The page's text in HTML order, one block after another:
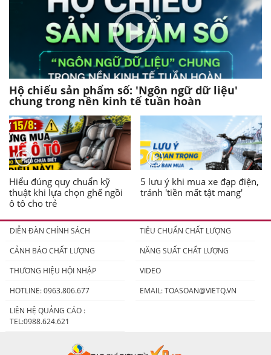
Hộ chiếu sản phẩm số: 'Ngôn ngữ dữ liệu'
chung trong nền kinh tế tuần hoàn
Hiểu đúng quy chuẩn kỹ
thuật khi lựa chọn ghế ngồi
ô tô cho trẻ
5 lưu ý khi mua xe đạp điện,
tránh 'tiền mất tật mang'
DIỄN ĐÀN CHÍNH SÁCH
TIÊU CHUẨN CHẤT LƯỢNG
CẢNH BÁO CHẤT LƯỢNG
NĂNG SUẤT CHẤT LƯỢNG
THƯƠNG HIỆU HỘI NHẬP
VIDEO
HOTLINE: 0963.806.677
EMAIL:TOASOAN@VIETQ.VN
LIÊN HỆ QUẢNG CÁO :
TEL:0988.624.621